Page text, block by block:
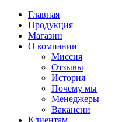
Главная
Продукция
Магазин
О компании
Миссия
Отзывы
История
Почему мы
Менеджеры
Вакансии
Клиентам